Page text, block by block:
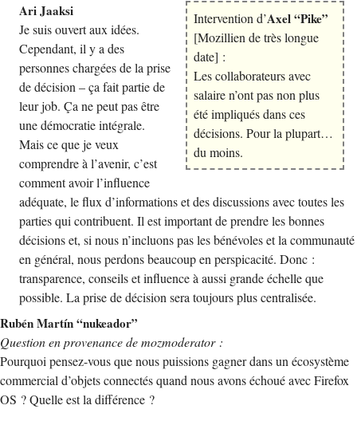
Intervention d’Axel “Pike”
[Mozillien de très longue
date] :
Les collaborateurs avec
salaire n’ont pas non plus
été impliqués dans ces
décisions. Pour la plupart…
du moins.
Ari Jaaksi
Je suis ouvert aux idées.
Cependant, il y a des
personnes chargées de la prise
de décision – ça fait partie de
leur job. Ça ne peut pas être
une démocratie intégrale.
Mais ce que je veux
comprendre à l’avenir, c’est
comment avoir l’influence
adéquate, le flux d’informations et des discussions avec toutes les
parties qui contribuent. Il est important de prendre les bonnes
décisions et, si nous n’incluons pas les bénévoles et la communauté
en général, nous perdons beaucoup en perspicacité. Donc :
transparence, conseils et influence à aussi grande échelle que
possible. La prise de décision sera toujours plus centralisée.
Rubén Martín “nukeador”
Question en provenance de mozmoderator :
Pourquoi pensez-vous que nous puissions gagner dans un écosystème
commercial d’objets connectés quand nous avons échoué avec Firefox
OS ? Quelle est la différence ?